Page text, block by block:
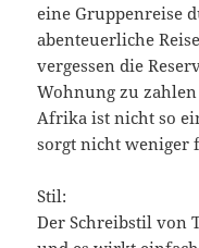
eine Gruppenreise
abenteuerliche
vergessen die
Wohnung zu
Afrika ist nicht so
sorgt nicht weniger
Stil:
Der Schreibstil von